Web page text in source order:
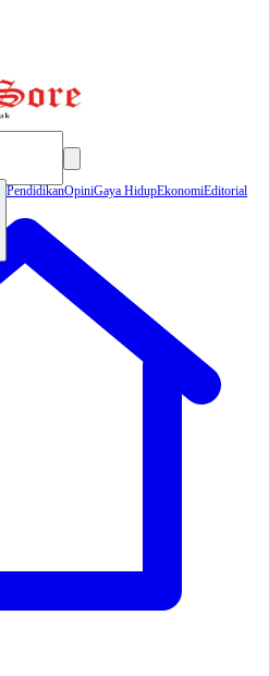
PendidikanOpiniGaya HidupEkonomiEditorial